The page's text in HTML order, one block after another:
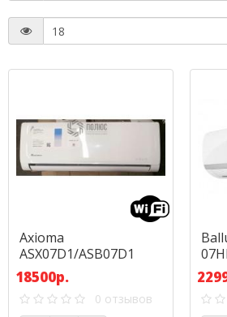
Axioma
ASX07D1/ASB07D1
18500р.
0 отзывов